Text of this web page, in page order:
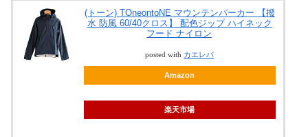
(トーン) TOneontoNE マウンテンパーカー 【撥
水 防風 60/40クロス】 配色ジップ ハイネック
フード ナイロン
posted with カエレバ
Amazon
楽天市場